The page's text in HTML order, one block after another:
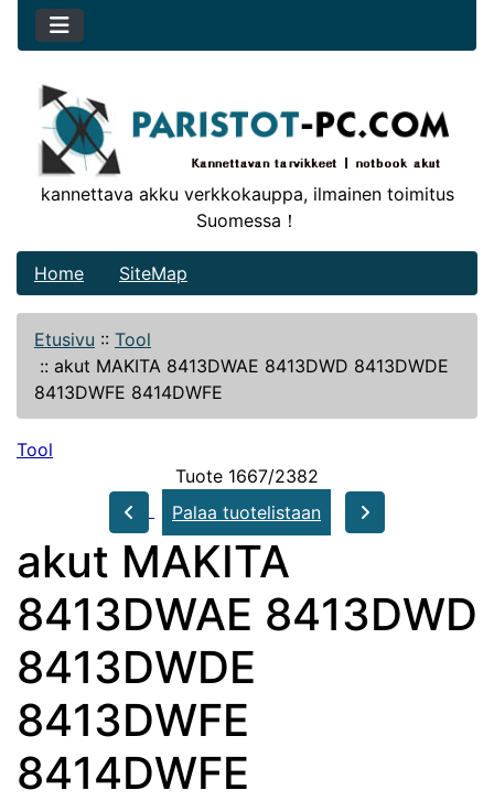
kannettava akku verkkokauppa, ilmainen toimitus
Suomessa！
Home SiteMap
Etusivu :: Tool
:: akut MAKITA 8413DWAE 8413DWD 8413DWDE
8413DWFE 8414DWFE
Tool
Tuote 1667/2382
Palaa tuotelistaan
akut MAKITA
8413DWAE 8413DWD
8413DWDE
8413DWFE
8414DWFE